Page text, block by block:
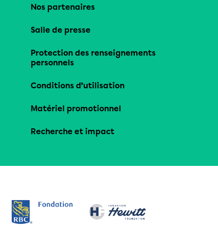
Nos partenaires
Salle de presse
Protection des renseignements
personnels
Conditions d’utilisation
Matériel promotionnel
Recherche et impact